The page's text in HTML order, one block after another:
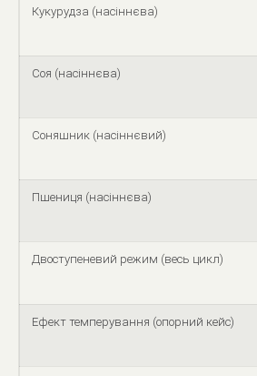
Кукурудза (насіннєва)
Соя (насіннєва)
Соняшник (насіннєвий)
Пшениця (насіннєва)
Двоступеневий режим (весь цикл)
Ефект темперування (опорний кейс)